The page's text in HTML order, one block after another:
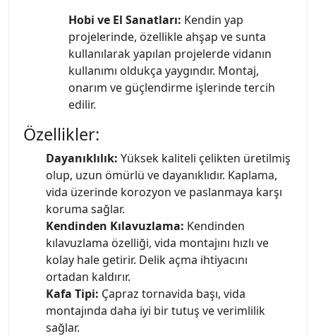
Hobi ve El Sanatları: Kendin yap
projelerinde, özellikle ahşap ve sunta
kullanılarak yapılan projelerde vidanın
kullanımı oldukça yaygındır. Montaj,
onarım ve güçlendirme işlerinde tercih
edilir.
Özellikler:
Dayanıklılık: Yüksek kaliteli çelikten üretilmiş
olup, uzun ömürlü ve dayanıklıdır. Kaplama,
vida üzerinde korozyon ve paslanmaya karşı
koruma sağlar.
Kendinden Kılavuzlama: Kendinden
kılavuzlama özelliği, vida montajını hızlı ve
kolay hale getirir. Delik açma ihtiyacını
ortadan kaldırır.
Kafa Tipi: Çapraz tornavida başı, vida
montajında daha iyi bir tutuş ve verimlilik
sağlar.